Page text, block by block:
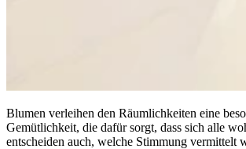
Blumen verleihen den Räumlichkeiten eine
Gemütlichkeit, die dafür sorgt, dass sich alle
entscheiden auch, welche Stimmung vermittelt